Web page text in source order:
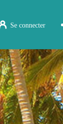
Se connecter